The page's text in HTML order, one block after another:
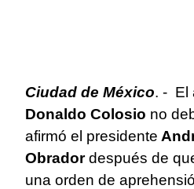
Ciudad de México. - El
Donaldo Colosio no
afirmó el presidente
Obradordespués de
una orden de